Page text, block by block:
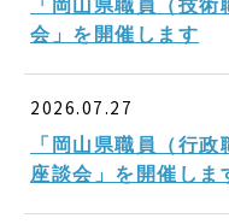
「岡山県職員（技
会」を開催します
2026.07.27
「岡山県職員（行
座談会」を開催しま